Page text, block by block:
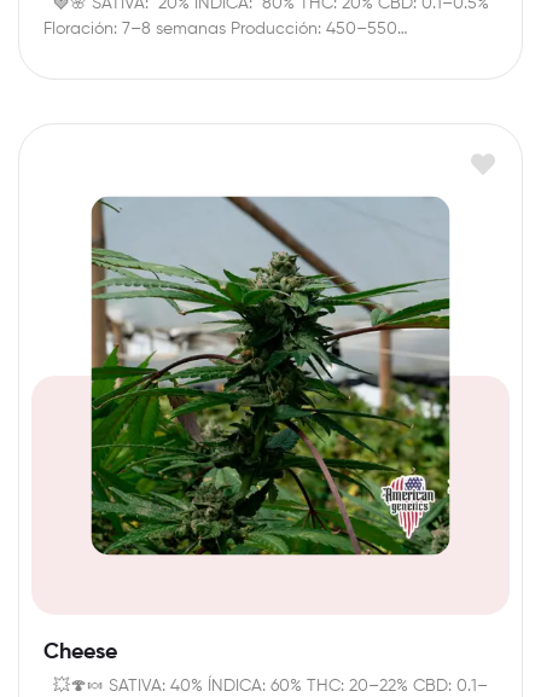
🍓🌸 SATIVA: 20% ÍNDICA: 80% THC: 20% CBD: 0.1–0.5%
Floración: 7–8 semanas Producción: 450–550…
Cheese
💥🍄🍬 SATIVA: 40% ÍNDICA: 60% THC: 20–22% CBD: 0.1–